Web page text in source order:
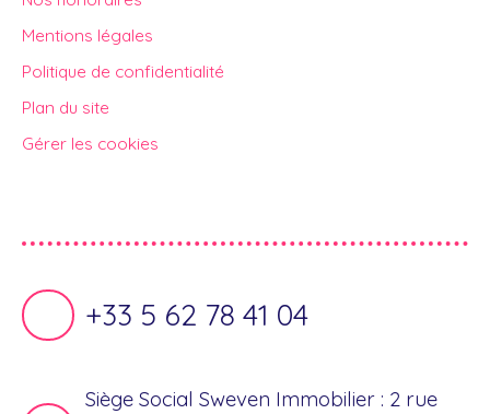
Mentions légales
Politique de confidentialité
Plan du site
Gérer les cookies
+33 5 62 78 41 04
Siège Social Sweven Immobilier : 2 rue